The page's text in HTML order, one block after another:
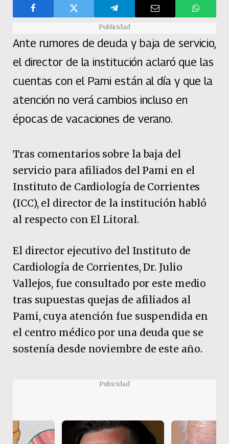
Publicidad
Ante rumores de deuda y baja de servicio,
el director de la institución aclaró que las
cuentas con el Pami están al día y que la
atención no verá cambios incluso en
épocas de vacaciones de verano.
Tras comentarios sobre la baja del
servicio para afiliados del Pami en el
Instituto de Cardiología de Corrientes
(ICC), el director de la institución habló
al respecto con El Litoral.
El director ejecutivo del Instituto de
Cardiología de Corrientes, Dr. Julio
Vallejos, fue consultado por este medio
tras supuestas quejas de afiliados al
Pami, cuya atención fue suspendida en
el centro médico por una deuda que se
sostenía desde noviembre de este año.
Pubicidad